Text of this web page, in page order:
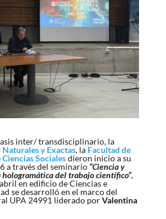
inter/ transdisciplinario, la
y Exactas, la Facultad de
Socialesdieron inicio a su
a través del seminario “Ciencia y
del trabajo científico”,
en edificio de Ciencias e
se desarrolló en el marco del
UPA 24991 liderado porValentina